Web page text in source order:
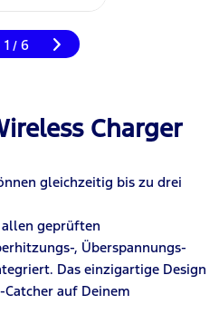
1 / 6
Charger
gleichzeitig bis zu drei
geprüften
, Überspannungs-
Das einzigartige Design
Catcher auf Deinem